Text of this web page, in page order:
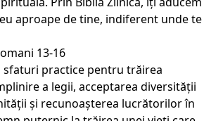
aproape de tine, indiferent unde te
13-16
sfaturi practice pentru trăirea
a legii, acceptarea diversității
și recunoașterea lucrătorilor în